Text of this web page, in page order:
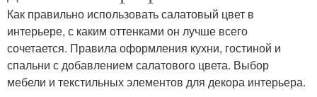
Как правильно использовать салатовый цвет в
интерьере, с каким оттенками он лучше всего
сочетается. Правила оформления кухни, гостиной и
спальни с добавлением салатового цвета. Выбор
мебели и текстильных элементов для декора интерьера.